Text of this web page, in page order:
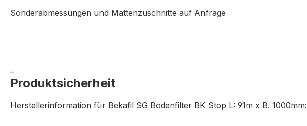
Sonderabmessungen und Mattenzuschnitte auf Anfrage
Produktsicherheit
Herstellerinformation für Bekafil SG Bodenfilter BK Stop L: 91m x B. 1000mm: